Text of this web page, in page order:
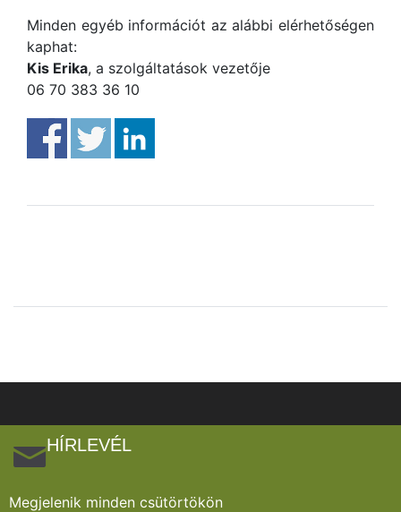
Minden egyéb információt az alábbi elérhetőségen
kaphat:
Kis Erika, a szolgáltatások vezetője
06 70 383 36 10
HÍRLEVÉL
Megjelenik minden csütörtökön